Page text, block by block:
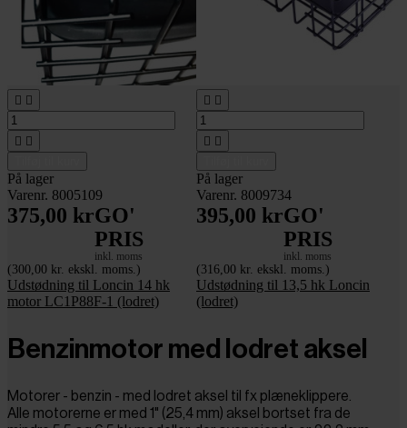
 
 
På lager
Varenr. 8005109
375,00 krGO'
PRIS
inkl. moms
(300,00 kr. ekskl. moms.)
Udstødning til Loncin 14 hk
motor LC1P88F-1 (lodret)
 
 
På lager
Varenr. 8009734
395,00 krGO'
PRIS
inkl. moms
(316,00 kr. ekskl. moms.)
Udstødning til 13,5 hk Loncin
(lodret)
Benzinmotor med lodret aksel
Motorer - benzin - med lodret aksel til fx plæneklippere.
Alle motorerne er med 1" (25,4 mm) aksel bortset fra de